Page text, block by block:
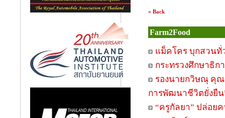
« Back
Farm2Food
แม็คโคร บุกสวนทั่
กระทรวงศึกษาธิก
รองนายกวิษณุ คุณ
การพัฒนาชีวิตยั่งยืน
“ครูกัลยา” ปล่อย